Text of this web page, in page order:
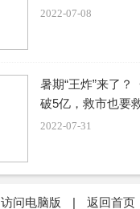
2022-07-08
暑期“王炸”来了？
破5亿，救市也要
2022-07-31
访问电脑版 | 返回首页